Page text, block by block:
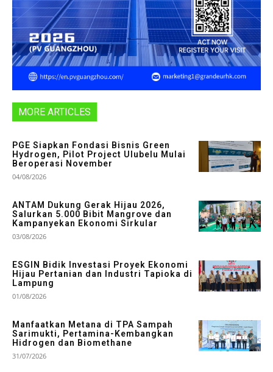
MORE ARTICLES
PGE Siapkan Fondasi Bisnis Green
Hydrogen, Pilot Project Ulubelu Mulai
Beroperasi November
04/08/2026
ANTAM Dukung Gerak Hijau 2026,
Salurkan 5.000 Bibit Mangrove dan
Kampanyekan Ekonomi Sirkular
03/08/2026
ESGIN Bidik Investasi Proyek Ekonomi
Hijau Pertanian dan Industri Tapioka di
Lampung
01/08/2026
Manfaatkan Metana di TPA Sampah
Sarimukti, Pertamina-Kembangkan
Hidrogen dan Biomethane
31/07/2026